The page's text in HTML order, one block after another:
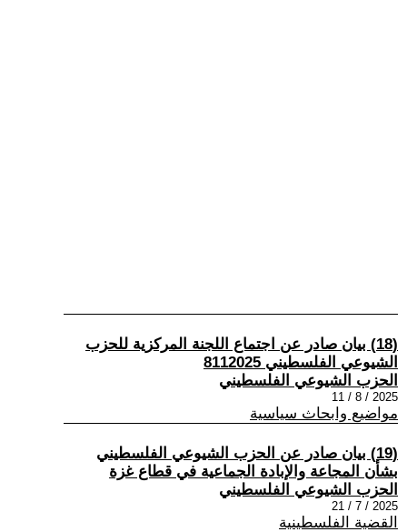
(18) بيان صادر عن اجتماع اللجنة المركزية للحزب
الشيوعي الفلسطيني 8112025
الحزب الشيوعي الفلسطيني
2025 / 8 / 11
مواضيع وابحاث سياسية
(19) بيان صادر عن الحزب الشيوعي الفلسطيني
بشأن المجاعة والإبادة الجماعية في قطاع غزة
الحزب الشيوعي الفلسطيني
2025 / 7 / 21
القضية الفلسطينية